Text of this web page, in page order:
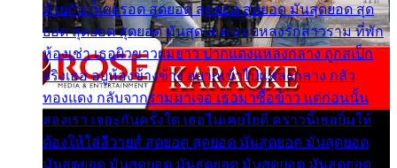
ด้วยกัน ก็เลยรอด สุดยอด สุดยอด สุดยอด มันสุดยอด สุด
ยอด สุดยอด สุดยอด มันสุดยอด แอบหลงรักสาวราม ที่พัก
ห้องเช่า เธอผิวขาวผมยาว ปากแดงแหลงกลาง ถูกสเป็ก
จริงเธอ อยู่ห้องข้างข้าง อยากเข้าไปแหลงกลาง กลัว
ทองแดง กลับจากรามมาเจอ เธอมาซื้อข้าว แต่ก่อนนั้น
สองเรา เจอะกันครั้งใด เธอไม่เคยไยดี คราวนี้เธอยิ้มให้
ต้องให้ใส่ลีวายส์ สุดยอด สุดยอด มันสุดยอด มันสุดยอด
มันสุดยอด มันสุดยอด มันสุดยอด มันสุดยอด มันสุดยอด